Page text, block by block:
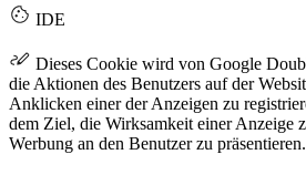
IDE
Dieses Cookie wird von Google
die Aktionen des Benutzers auf der
Anklicken einer der Anzeigen zu
dem Ziel, die Wirksamkeit einer Anzeige
Werbung an den Benutzer zu präsentieren.